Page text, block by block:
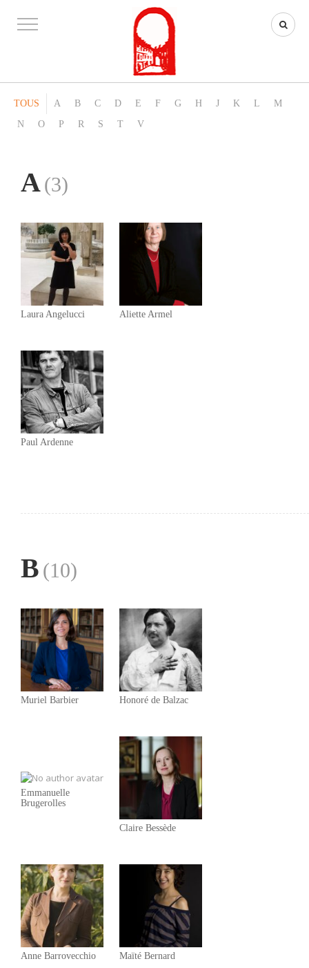
TOUS A B C D E F G H J K L
M
N
O P R S T V
A(3)
Laura Angelucci Aliette Armel
Paul Ardenne
B (10)
Muriel Barbier Honoré de Balzac
Emmanuelle
Brugerolles
Claire Bessède
Anne Barrovecchio Maïté Bernard